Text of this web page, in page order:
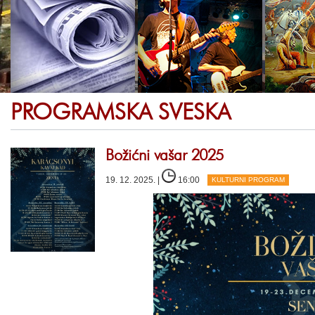
PROGRAMSKA SVESKA
Božićni vašar 2025
19. 12. 2025. | 16:00 KULTURNI PROGRAM